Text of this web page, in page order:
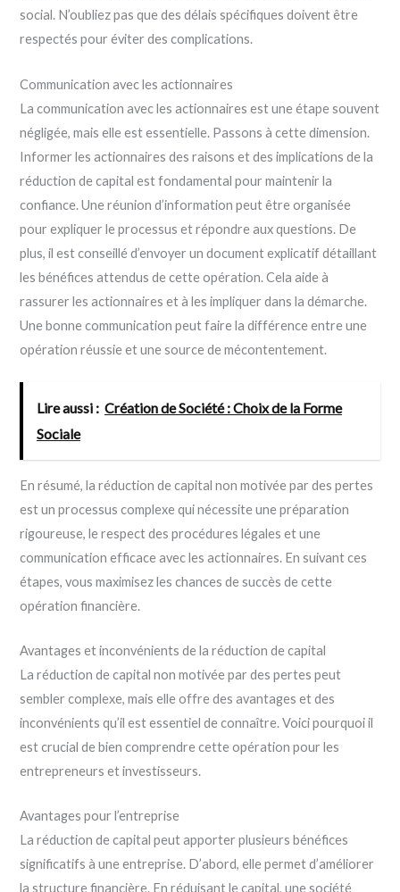
social. N’oubliez pas que des délais spécifiques doivent être
respectés pour éviter des complications.
Communication avec les actionnaires
La communication avec les actionnaires est une étape souvent
négligée, mais elle est essentielle. Passons à cette dimension.
Informer les actionnaires des raisons et des implications de la
réduction de capital est fondamental pour maintenir la
confiance. Une réunion d’information peut être organisée
pour expliquer le processus et répondre aux questions. De
plus, il est conseillé d’envoyer un document explicatif détaillant
les bénéfices attendus de cette opération. Cela aide à
rassurer les actionnaires et à les impliquer dans la démarche.
Une bonne communication peut faire la différence entre une
opération réussie et une source de mécontentement.
Lire aussi : Création de Société : Choix de la Forme
Sociale
En résumé, la réduction de capital non motivée par des pertes
est un processus complexe qui nécessite une préparation
rigoureuse, le respect des procédures légales et une
communication efficace avec les actionnaires. En suivant ces
étapes, vous maximisez les chances de succès de cette
opération financière.
Avantages et inconvénients de la réduction de capital
La réduction de capital non motivée par des pertes peut
sembler complexe, mais elle offre des avantages et des
inconvénients qu’il est essentiel de connaître. Voici pourquoi il
est crucial de bien comprendre cette opération pour les
entrepreneurs et investisseurs.
Avantages pour l’entreprise
La réduction de capital peut apporter plusieurs bénéfices
significatifs à une entreprise. D’abord, elle permet d’améliorer
la structure financière. En réduisant le capital, une société